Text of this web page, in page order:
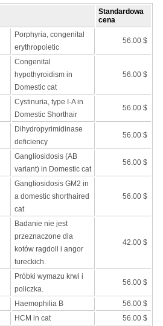
Standardowa
cena
Porphyria, congenital
erythropoietic
56.00 $
Congenital
hypothyroidism in
Domestic cat
56.00 $
Cystinuria, type I-A in
Domestic Shorthair
56.00 $
Dihydropyrimidinase
deficiency
56.00 $
Gangliosidosis (AB
variant) in Domestic cat
56.00 $
Gangliosidosis GM2 in
a domestic shorthaired
cat
56.00 $
Badanie nie jest
przeznaczone dla
kotów ragdoll i angor
tureckich.
42.00 $
Próbki wymazu krwi i
policzka.
56.00 $
Haemophilia B
56.00 $
HCM in cat
56.00 $